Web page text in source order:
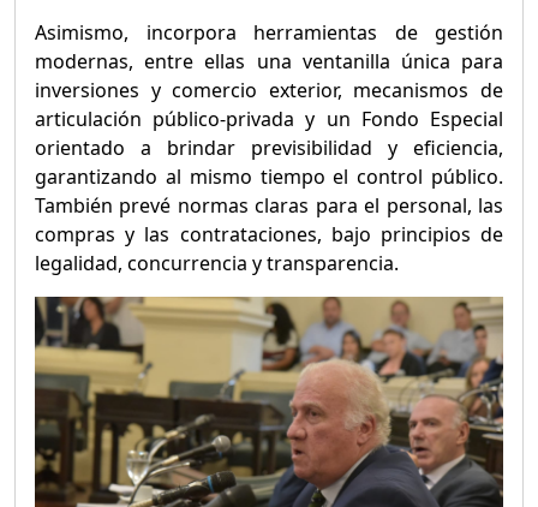
Asimismo, incorpora herramientas de gestión
modernas, entre ellas una ventanilla única para
inversiones y comercio exterior, mecanismos de
articulación público-privada y un Fondo Especial
orientado a brindar previsibilidad y eficiencia,
garantizando al mismo tiempo el control público.
También prevé normas claras para el personal, las
compras y las contrataciones, bajo principios de
legalidad, concurrencia y transparencia.